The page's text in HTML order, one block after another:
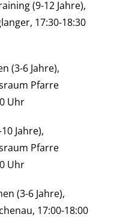
(9-12 Jahre),
17:30-18:30
(3-6 Jahre),
Pfarre
Uhr
Jahre),
Pfarre
Uhr
(3-6 Jahre),
17:00-18:00